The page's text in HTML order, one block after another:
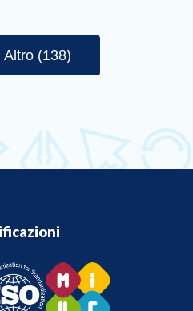
Altro (138)